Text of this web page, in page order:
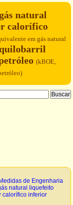
natural
calorífico
em gás natural
(kBOE,
de Engenharia
natural liquefeito
calorífico inferior